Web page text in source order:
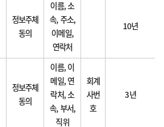
정보주체
동의
이름, 소
속, 주소,
이메일,
연락처
10년
정보주체
동의
이름, 이
메일, 연
락처, 소
속, 부서,
직위
회계
사번
호
3년